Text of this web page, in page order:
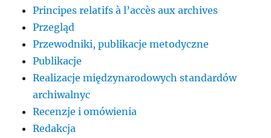
Principes relatifs à l’accès aux archives
Przegląd
Przewodniki, publikacje metodyczne
Publikacje
Realizacje międzynarodowych standardów
archiwalnyc
Recenzje i omówienia
Redakcja